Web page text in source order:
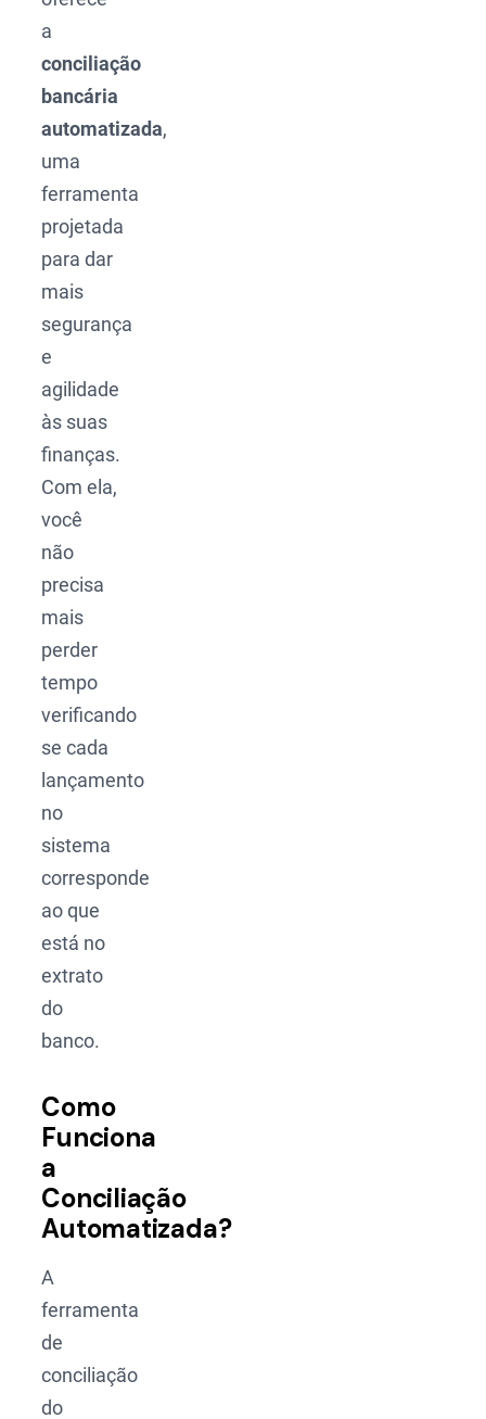
a
conciliação
bancária
automatizada,
uma
ferramenta
projetada
para dar
mais
segurança
e
agilidade
às suas
finanças.
Com ela,
você
não
precisa
mais
perder
tempo
verificando
se cada
lançamento
no
sistema
corresponde
ao que
está no
extrato
do
banco.
Como
Funciona
a
Conciliação
Automatizada?
A
ferramenta
de
conciliação
do